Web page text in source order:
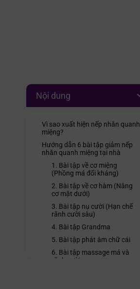
Nội dung
Vì sao xuất hiện nếp nhăn quanh
miệng?
Hướng dẫn 6 bài tập giảm nếp
nhăn quanh miệng tại nhà
1. Bài tập về cơ miệng
(Phồng má đối kháng)
2. Bài tập về cơ hàm (Nâng
cơ mặt dưới)
3. Bài tập nụ cười (Hạn chế
rãnh cười sâu)
4. Bài tập Grandma
5. Bài tập phát âm chữ cái
6. Bài tập massage má và
rãnh cười